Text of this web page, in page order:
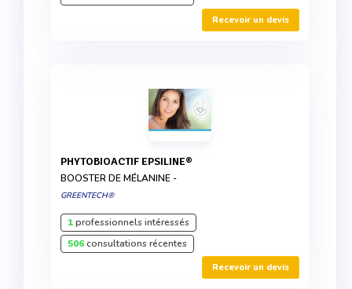
Recevoir un devis
PHYTOBIOACTIF EPSILINE®
BOOSTER DE MÉLANINE -
GREENTECH®
1professionnels intéressés
506consultations récentes
Recevoir un devis